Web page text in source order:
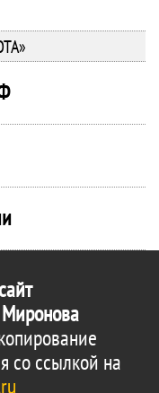
со ссылкой на